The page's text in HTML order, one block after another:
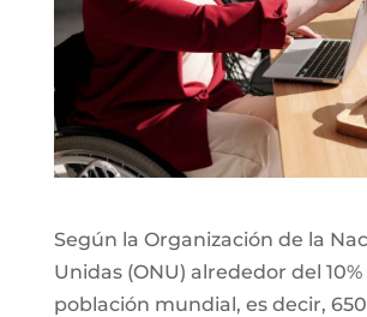
Según la Organización de la
Unidas (ONU) alrededor del 10%
población mundial, es decir,